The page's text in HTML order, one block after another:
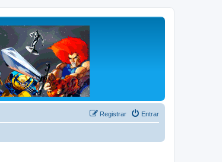
Entrar
Registrar